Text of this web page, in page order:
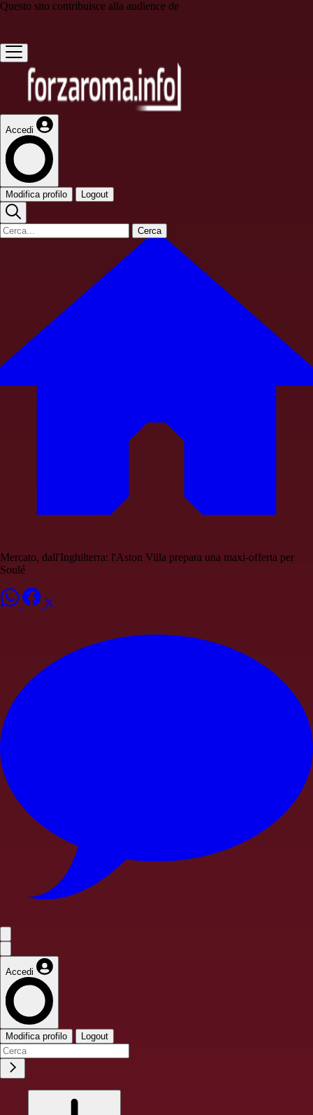
Questo sito contribuisce alla audience de
Accedi
Modifica profilo Logout
Cerca
Mercato, dall'Inghilterra: l'Aston Villa prepara una maxi-offerta per
Soulé
Accedi
Modifica profilo Logout